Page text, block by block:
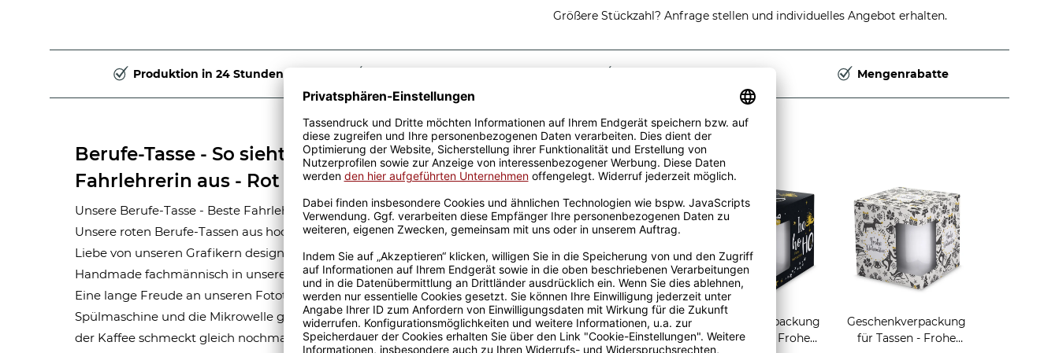
Größere Stückzahl? Anfrage stellen und individuelles Angebot erhalten.
Produktion in 24 Stunden Mengenrabatte
Berufe-Tasse - So sieht die beste
Fahrlehrerin aus - Rot
Unsere Berufe-Tasse - Beste Fahrlehrerin - ist eine tolle Geschenkidee.
Unsere roten Berufe-Tassen aus hochwertiger Keramik wurden mit viel
Liebe von unseren Grafikern designt. Mit viel Erfahrung werden sie
Handmade fachmännisch in unserer hauseigenen Produktion bedruckt.
Eine lange Freude an unseren Fototassen und Motivtassen, die auch für die
Spülmaschine und die Mikrowelle geeignet sind, ist somit garantiert und
der Kaffee schmeckt gleich nochmal so gut. Egal ob zuhause oder im Büro.
Passende Verpackungen
Geschenkverpackung
für Tassen - Frohe
Geschenkverpackung
für Tassen - Frohe
Geschenkverpackung
für Tassen - Frohe